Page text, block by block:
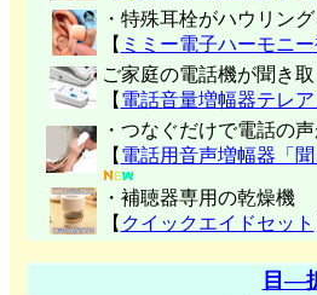
・特殊耳栓がハウリン
【 ミミー電子ハーモニ
ご家庭の電話機が聞き取
【 電話音量増幅器テレ
・つなぐだけで電話の声
【 電話用音声増幅器「聞
・補聴器専用の乾燥機
【 クイックエイドセット
目―